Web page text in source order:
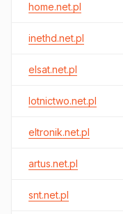
home.net.pl
inethd.net.pl
elsat.net.pl
lotnictwo.net.pl
eltronik.net.pl
artus.net.pl
snt.net.pl